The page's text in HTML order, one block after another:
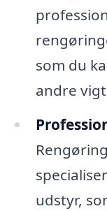
som du
andre
udstyr,